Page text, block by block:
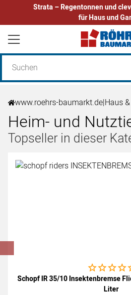
Strata – Regentonnen und
für Haus und
Zum Hauptinhalt springen
www.roehrs-baumarkt.de|Haus
Heim- und
Topseller in dieser
Noch keine
Schopf IR 35/10 Insektenbremse
Liter